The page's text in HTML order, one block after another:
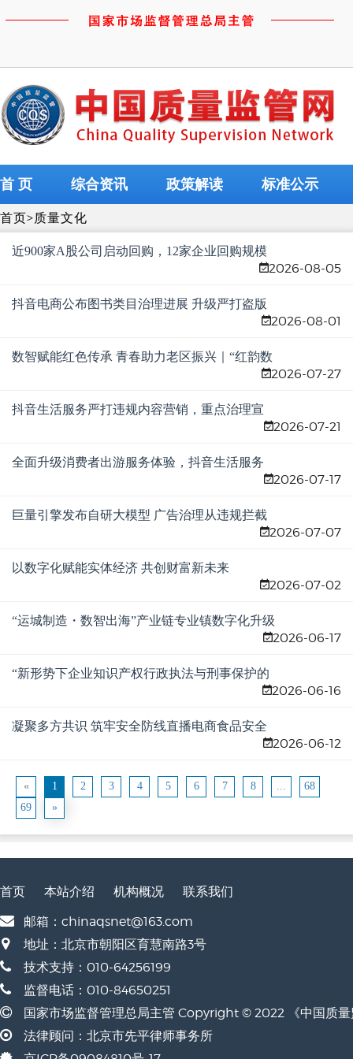
首 页 综合资讯 政策解读 标准公示
首页>质量文化
近900家A股公司启动回购，12家企业回购规模
2026-08-05
抖音电商公布图书类目治理进展 升级严打盗版
2026-08-01
数智赋能红色传承 青春助力老区振兴｜“红韵数
2026-07-27
抖音生活服务严打违规内容营销，重点治理宣
2026-07-21
全面升级消费者出游服务体验，抖音生活服务
2026-07-17
巨量引擎发布自研大模型 广告治理从违规拦截
2026-07-07
以数字化赋能实体经济 共创财富新未来
2026-07-02
“运城制造・数智出海”产业链专业镇数字化升级
赋能工程暨1688诚信通跨境版全球发布会（运
2026-06-17
“新形势下企业知识产权行政执法与刑事保护的
2026-06-16
凝聚多方共识 筑牢安全防线直播电商食品安全
2026-06-12
« 1 2 3 4 5 6 7 8 ...
68
69
»
首页 本站介绍 机构概况
联系我们
邮箱：chinaqsnet@163.com
地址：北京市朝阳区育慧南路3号
技术支持：010-64256199
监督电话：010-84650251
国家市场监督管理总局主管 Copyright © 2022 《中国质
法律顾问：北京市先平律师事务所